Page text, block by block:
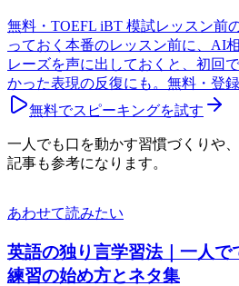
無料・TOEFL iBT 模試レッスン前
っておく 本番のレッスン前に、AI
レーズを声に出しておくと、初回
かった表現の反復にも。無料・登
無料でスピーキングを試す
一人でも口を動かす習慣づくりや
記事も参考になります。
あわせて読みたい
英語の独り言学習法｜一人で
練習の始め方とネタ集